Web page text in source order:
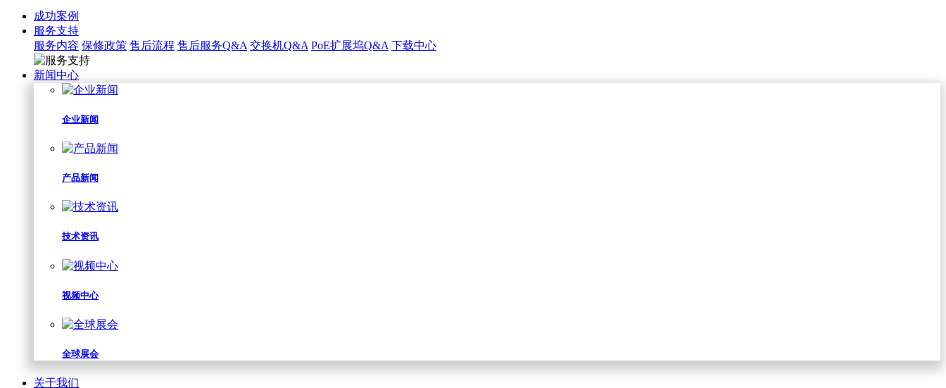
成功案例
服务支持
服务内容 保修政策 售后流程 售后服务Q&A 交换机Q&A PoE扩展坞Q&A 下载中心
新闻中心
企业新闻
产品新闻
技术资讯
视频中心
全球展会
关于我们